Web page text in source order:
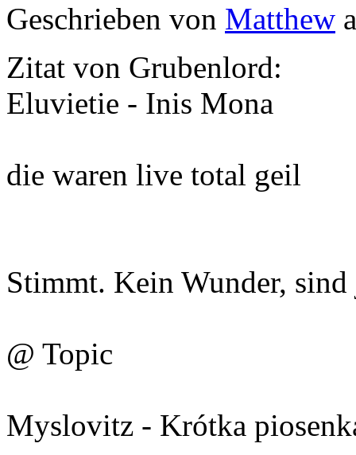
Geschrieben von Matthew
Zitat von Grubenlord:
Eluvietie - Inis Mona
die waren live total geil
Stimmt. Kein Wunder,
@ Topic
Myslovitz - Krótka